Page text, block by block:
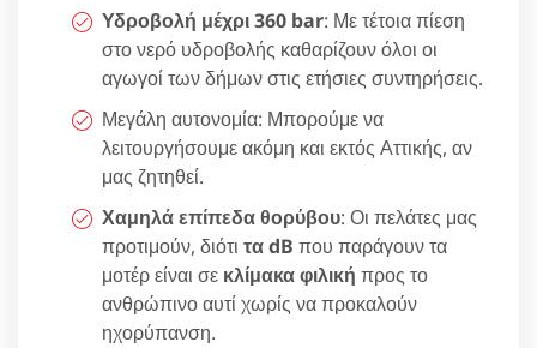
Υδροβολή μέχρι 360 bar: Με τέτοια πίεση
στο νερό υδροβολής καθαρίζουν όλοι οι
αγωγοί των δήμων στις ετήσιες συντηρήσεις.
Μεγάλη αυτονομία: Μπορούμε να
λειτουργήσουμε ακόμη και εκτός Αττικής, αν
μας ζητηθεί.
Χαμηλά επίπεδα θορύβου: Οι πελάτες μας
προτιμούν, διότι τα dB που παράγουν τα
μοτέρ είναι σε κλίμακα φιλική προς το
ανθρώπινο αυτί χωρίς να προκαλούν
ηχορύπανση.